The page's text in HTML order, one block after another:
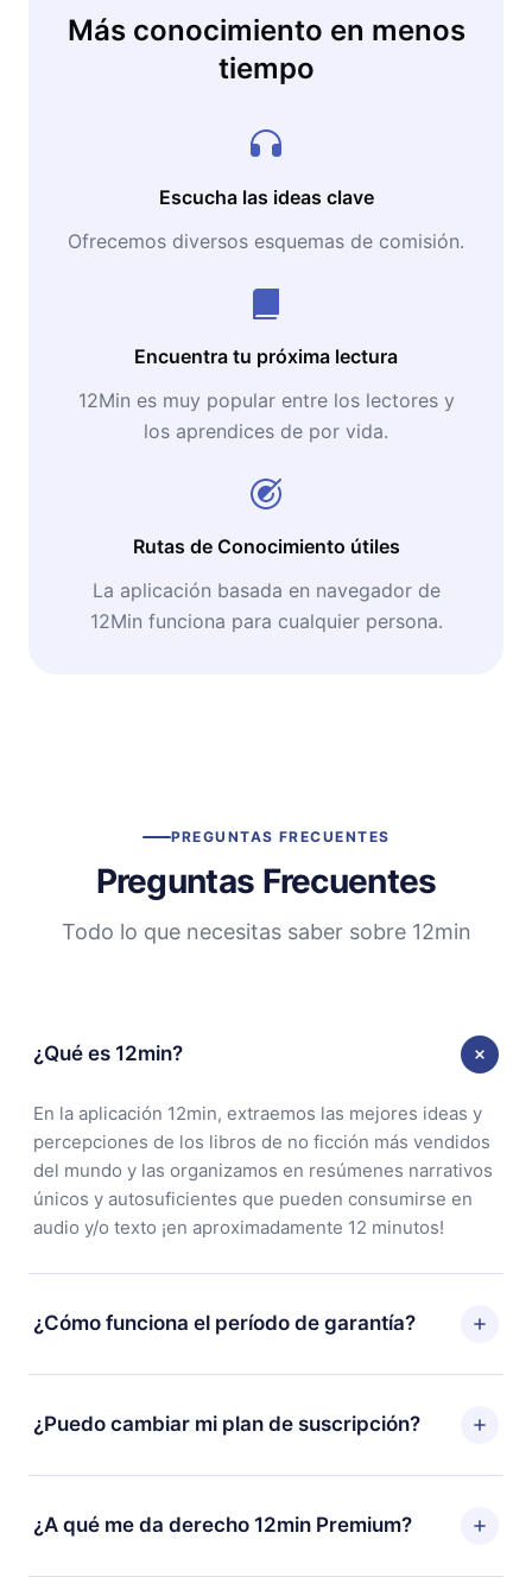
Más conocimiento en menos
tiempo
Escucha las ideas clave
Ofrecemos diversos esquemas de comisión.
Encuentra tu próxima lectura
12Min es muy popular entre los lectores y
los aprendices de por vida.
Rutas de Conocimiento útiles
La aplicación basada en navegador de
12Min funciona para cualquier persona.
PREGUNTAS FRECUENTES
Preguntas Frecuentes
Todo lo que necesitas saber sobre 12min
¿Qué es 12min?
En la aplicación 12min, extraemos las mejores ideas y
percepciones de los libros de no ficción más vendidos
del mundo y las organizamos en resúmenes narrativos
únicos y autosuficientes que pueden consumirse en
audio y/o texto ¡en aproximadamente 12 minutos!
¿Cómo funciona el período de garantía?
Puedes descargar nuestra aplicación y comenzar a
disfrutar de nuestra biblioteca. Si por alguna razón no
estás satisfecho con nuestra plataforma, simplemente
a la compra y solicita el reembolso del valor. Recibirás
¿Puedo cambiar mi plan de suscripción?
Sí, pero el cambio solo se aplicará a partir del próximo
período de facturación. Por ejemplo, si decides
cambiar tu suscripción mensual a anual, después de
¿A qué me da derecho 12min Premium?
12min Premium es un plan que te garantiza acceso a